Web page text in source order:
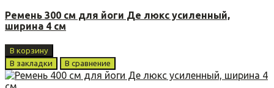
Ремень 300 см для йоги Де люкс усиленный,
ширина 4 см
В корзину
В закладки
В сравнение